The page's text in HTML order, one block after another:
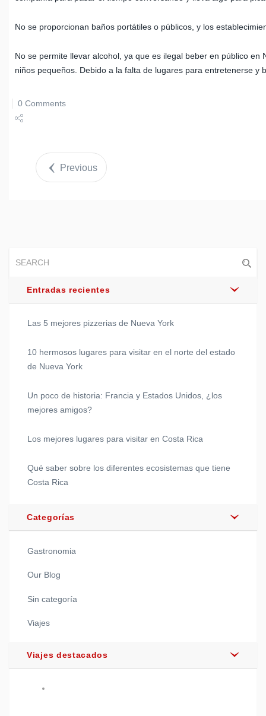
No se proporcionan baños portátiles o públicos, y los
No se permite llevar alcohol, ya que es ilegal beber en público
niños pequeños. Debido a la falta de lugares para entretenerse
0 Comments
Tweet
Previous
Entradas recientes
Las 5 mejores pizzerias de Nueva York
10 hermosos lugares para visitar en el norte del estado
de Nueva York
Un poco de historia: Francia y Estados Unidos, ¿los
mejores amigos?
Los mejores lugares para visitar en Costa Rica
Qué saber sobre los diferentes ecosistemas que tiene
Costa Rica
Categorías
Gastronomia
Our Blog
Sin categoría
Viajes
Viajes destacados